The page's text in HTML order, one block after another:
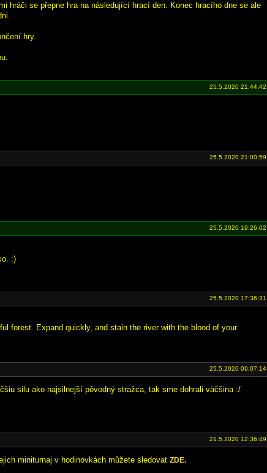
hráči se přepne hra na následující hrací den. Konec hracího dne se ale
hry.
25.5.2020 21:44:42
25.5.2020 21:00:59
25.5.2020 19:26:02
:)
25.5.2020 17:36:31
forest. Expand quickly, and stain the river with the blood of your
25.5.2020 09:07:14
silu ako najsilnejší pôvodný stražca, tak sme dohrali väčšina :/
21.5.2020 12:36:49
miniturnaj v hodinovkách můžete sledovat ZDE.